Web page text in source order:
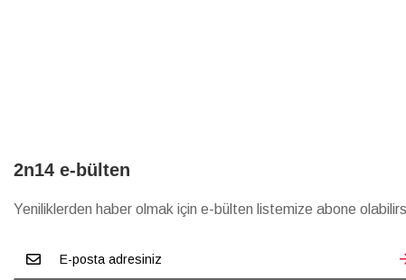
2n14 e-bülten
Yeniliklerden haber olmak için e-bülten listemize abone